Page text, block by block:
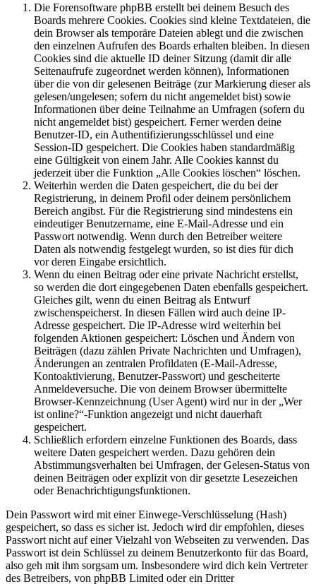
Die Forensoftware phpBB erstellt bei deinem Besuch des
Boards mehrere Cookies. Cookies sind kleine Textdateien, die
dein Browser als temporäre Dateien ablegt und die zwischen
den einzelnen Aufrufen des Boards erhalten bleiben. In diesen
Cookies sind die aktuelle ID deiner Sitzung (damit dir alle
Seitenaufrufe zugeordnet werden können), Informationen
über die von dir gelesenen Beiträge (zur Markierung dieser als
gelesen/ungelesen; sofern du nicht angemeldet bist) sowie
Informationen über deine Teilnahme an Umfragen (sofern du
nicht angemeldet bist) gespeichert. Ferner werden deine
Benutzer-ID, ein Authentifizierungsschlüssel und eine
Session-ID gespeichert. Die Cookies haben standardmäßig
eine Gültigkeit von einem Jahr. Alle Cookies kannst du
jederzeit über die Funktion „Alle Cookies löschen“ löschen.
Weiterhin werden die Daten gespeichert, die du bei der
Registrierung, in deinem Profil oder deinem persönlichem
Bereich angibst. Für die Registrierung sind mindestens ein
eindeutiger Benutzername, eine E-Mail-Adresse und ein
Passwort notwendig. Wenn durch den Betreiber weitere
Daten als notwendig festgelegt wurden, so ist dies für dich
vor deren Eingabe ersichtlich.
Wenn du einen Beitrag oder eine private Nachricht erstellst,
so werden die dort eingegebenen Daten ebenfalls gespeichert.
Gleiches gilt, wenn du einen Beitrag als Entwurf
zwischenspeicherst. In diesen Fällen wird auch deine IP-
Adresse gespeichert. Die IP-Adresse wird weiterhin bei
folgenden Aktionen gespeichert: Löschen und Ändern von
Beiträgen (dazu zählen Private Nachrichten und Umfragen),
Änderungen an zentralen Profildaten (E-Mail-Adresse,
Kontoaktivierung, Benutzer-Passwort) und gescheiterte
Anmeldeversuche. Die von deinem Browser übermittelte
Browser-Kennzeichnung (User Agent) wird nur in der „Wer
ist online?“-Funktion angezeigt und nicht dauerhaft
gespeichert.
Schließlich erfordern einzelne Funktionen des Boards, dass
weitere Daten gespeichert werden. Dazu gehören dein
Abstimmungsverhalten bei Umfragen, der Gelesen-Status von
deinen Beiträgen oder explizit von dir gesetzte Lesezeichen
oder Benachrichtigungsfunktionen.
Dein Passwort wird mit einer Einwege-Verschlüsselung (Hash)
gespeichert, so dass es sicher ist. Jedoch wird dir empfohlen, dieses
Passwort nicht auf einer Vielzahl von Webseiten zu verwenden. Das
Passwort ist dein Schlüssel zu deinem Benutzerkonto für das Board,
also geh mit ihm sorgsam um. Insbesondere wird dich kein Vertreter
des Betreibers, von phpBB Limited oder ein Dritter